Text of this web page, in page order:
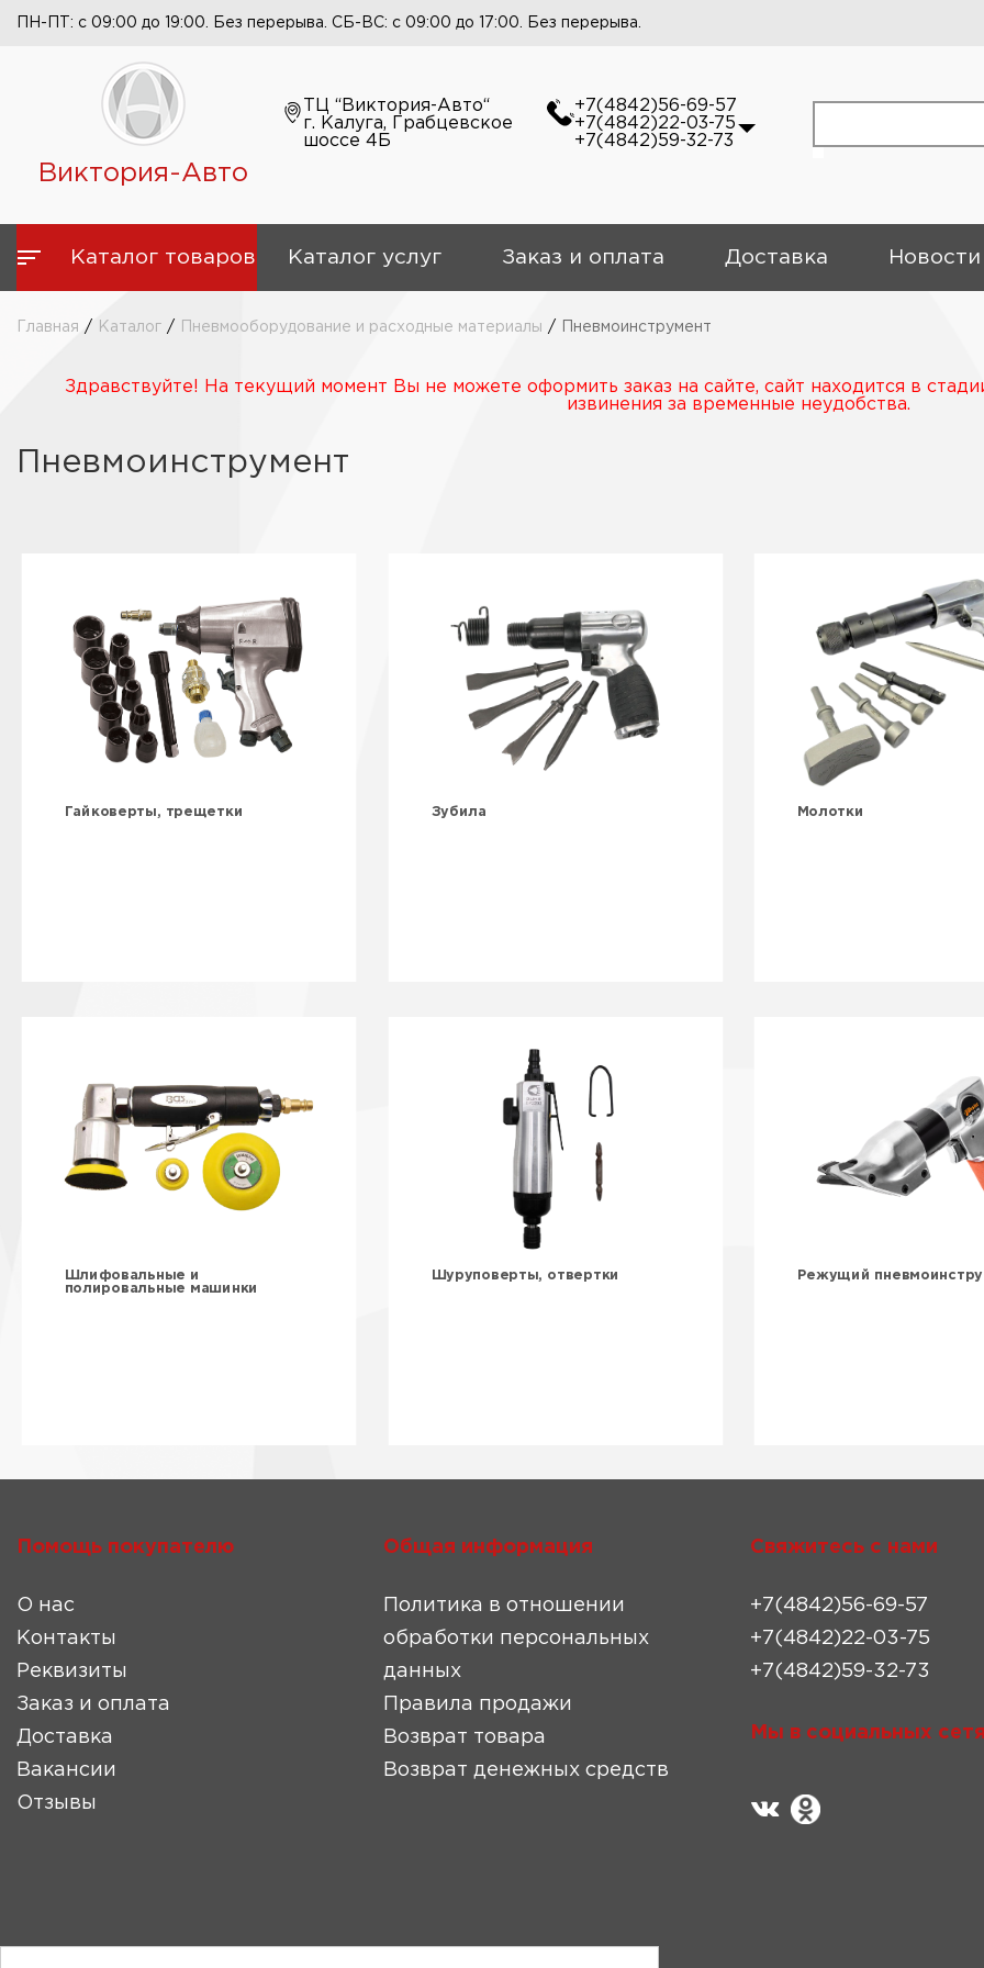
ПН-ПТ: с 09:00 до 19:00. Без перерыва. СБ-ВС: с 09:00 до 17:00. Без перерыва.
Виктория-Авто
ТЦ “Виктория-Авто“
г. Калуга, Грабцевское
шоссе 4Б
+7(4842)56-69-57
+7(4842)22-03-75
+7(4842)59-32-73
Каталог товаров Каталог услуг Заказ и оплата Доставка
Главная / Каталог / Пневмооборудование и расходные материалы / Пневмоинструмент
Здравствуйте! На текущий момент Вы не можете оформить заказ на сайте, сайт находится в
извинения за временные неудобства.
Пневмоинструмент
Гайковерты, трещетки Зубила Молотки
Шлифовальные и
полировальные машинки
Шуруповерты, отвертки Режущий
Помощь покупателю
О нас
Контакты
Реквизиты
Заказ и оплата
Доставка
Вакансии
Отзывы
Общая информация
Политика в отношении
обработки персональных
данных
Правила продажи
Возврат товара
Возврат денежных средств
Свяжитесь с нами
+7(4842)56-69-57
+7(4842)22-03-75
+7(4842)59-32-73
Мы в социальных